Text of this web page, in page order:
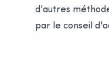
d'autres
par le conseil